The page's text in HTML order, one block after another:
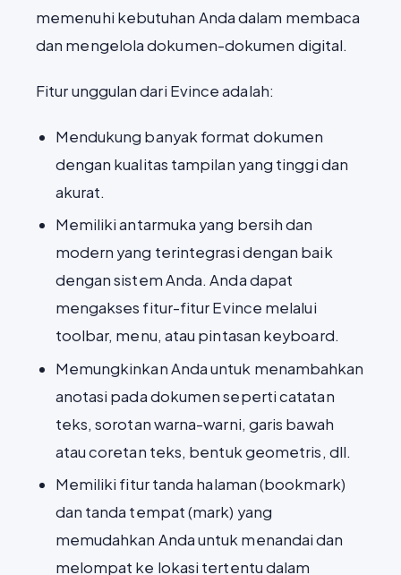
memenuhi kebutuhan Anda dalam membaca
dan mengelola dokumen-dokumen digital.
Fitur unggulan dari Evince adalah:
Mendukung banyak format dokumen
dengan kualitas tampilan yang tinggi dan
akurat.
Memiliki antarmuka yang bersih dan
modern yang terintegrasi dengan baik
dengan sistem Anda. Anda dapat
mengakses fitur-fitur Evince melalui
toolbar, menu, atau pintasan keyboard.
Memungkinkan Anda untuk menambahkan
anotasi pada dokumen seperti catatan
teks, sorotan warna-warni, garis bawah
atau coretan teks, bentuk geometris, dll.
Memiliki fitur tanda halaman (bookmark)
dan tanda tempat (mark) yang
memudahkan Anda untuk menandai dan
melompat ke lokasi tertentu dalam